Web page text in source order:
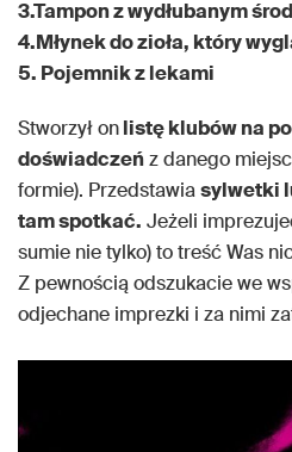
3.Tampon z wydłubanym
4.Młynek do zioła, który
5. Pojemnik z lekami
Stworzył onlistę klubów na
doświadczeńz danego
formie). Przedstawiasylwetki
tam spotkać. Jeżeli
sumie nie tylko) to treść Was
Z pewnością odszukacie we
odjechane imprezki i za nimi